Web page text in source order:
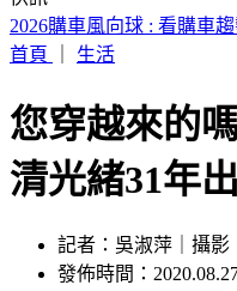
SBS歌謠大戰／izna攜手
首頁
生活
您穿越來的
清光緒31年
記者：吳淑萍｜攝影
發佈時間：